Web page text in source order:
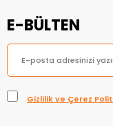
E-BÜLTEN
Gizlilik ve Çerez